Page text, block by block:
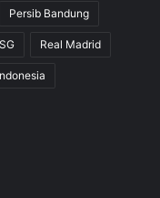
Persib Bandung
Real Madrid